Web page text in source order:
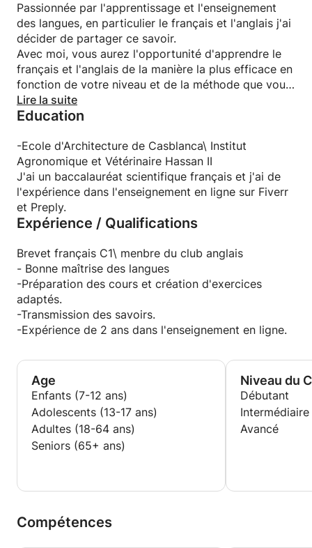
Passionnée par l'apprentissage et l'enseignement
des langues, en particulier le français et l'anglais j'ai
décider de partager ce savoir.
Avec moi, vous aurez l'opportunité d'apprendre le
français et l'anglais de la manière la plus efficace en
fonction de votre niveau et de la méthode que vous
préférez.
Avec des conversations intéressantes , des leçons
Je peux vous fournir tous les outils pour rendre
l'apprentissage facile et amusant.
Saisissez cette chance; je serais ravie de vous aider!
Lire la suite
Education
-Ecole d'Architecture de Casblanca\ Institut
Agronomique et Vétérinaire Hassan II
J'ai un baccalauréat scientifique français et j'ai de
l'expérience dans l'enseignement en ligne sur Fiverr
et Preply.
Expérience / Qualifications
Brevet français C1\ menbre du club anglais
- Bonne maîtrise des langues
-Préparation des cours et création d'exercices
adaptés.
-Transmission des savoirs.
-Expérience de 2 ans dans l'enseignement en ligne.
Age
Enfants (7-12 ans)
Adolescents (13-17 ans)
Adultes (18-64 ans)
Seniors (65+ ans)
Niveau du
Débutant
Intermédiaire
Avancé
Compétences